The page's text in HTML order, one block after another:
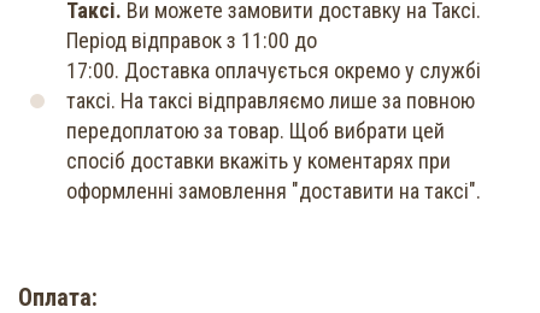
Таксі. Ви можете замовити доставку на Таксі.
Період відправок з 11:00 до
17:00. Доставка оплачується окремо у службі
таксі. На таксі відправляємо лише за повною
передоплатою за товар. Щоб вибрати цей
спосіб доставки вкажіть у коментарях при
оформленні замовлення "доставити на таксі".
Оплата: